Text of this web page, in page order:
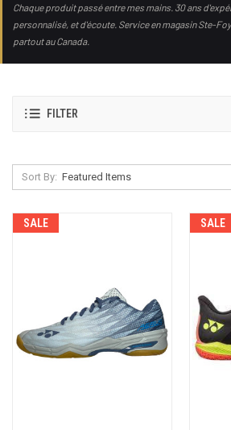
Chaque produit passé entre mes mains. 30 ans
personnalisé, et d'écoute. Service en magasin Ste-
partout au Canada.
FILTER
Sort By:
SALE SALE